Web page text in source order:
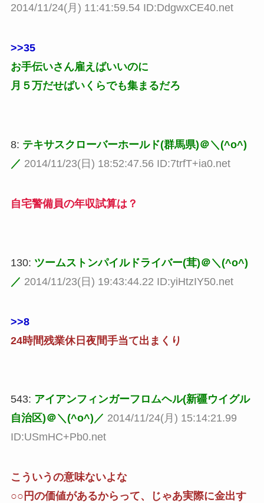
2014/11/24(月) 11:41:59.54 ID:DdgwxCE40.net
>>35
お手伝いさん雇えばいいのに
月５万だせばいくらでも集まるだろ
8: テキサスクローバーホールド(群馬県)＠＼(^o^)
／ 2014/11/23(日) 18:52:47.56 ID:7trfT+ia0.net
自宅警備員の年収試算は？
130: ツームストンパイルドライバー(茸)＠＼(^o^)
／ 2014/11/23(日) 19:43:44.22 ID:yiHtzIY50.net
>>8
24時間残業休日夜間手当て出まくり
543: アイアンフィンガーフロムヘル(新疆ウイグル
自治区)＠＼(^o^)／ 2014/11/24(月) 15:14:21.99
ID:USmHC+Pb0.net
こういうの意味ないよな
○○円の価値があるからって、じゃあ実際に金出す